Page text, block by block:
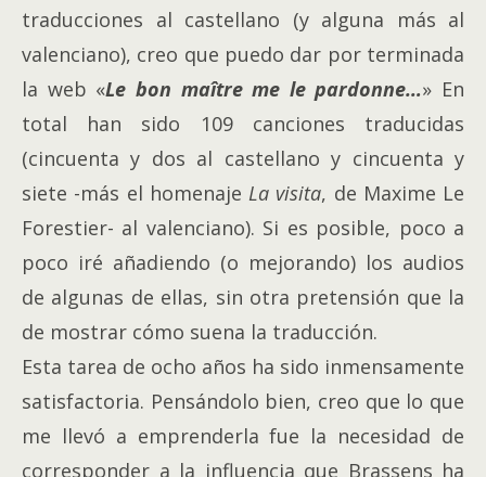
traducciones al castellano (y alguna más al
valenciano), creo que puedo dar por terminada
la web «Le bon maître me le pardonne…» En
total han sido 109 canciones traducidas
(cincuenta y dos al castellano y cincuenta y
siete -más el homenaje La visita, de Maxime Le
Forestier- al valenciano). Si es posible, poco a
poco iré añadiendo (o mejorando) los audios
de algunas de ellas, sin otra pretensión que la
de mostrar cómo suena la traducción.
Esta tarea de ocho años ha sido inmensamente
satisfactoria. Pensándolo bien, creo que lo que
me llevó a emprenderla fue la necesidad de
corresponder a la influencia que Brassens ha